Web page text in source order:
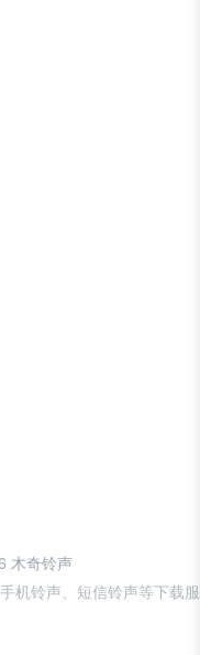
木奇铃声
机铃声、短信铃声等下载服